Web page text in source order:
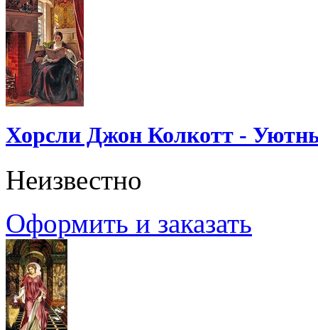
Хорсли Джон Колкотт -
Неизвестно
Оформить и заказать